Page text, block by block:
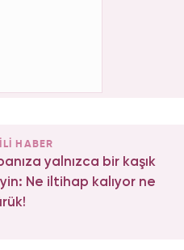
HABER
yalnızca bir kaşık
Ne iltihap kalıyor ne